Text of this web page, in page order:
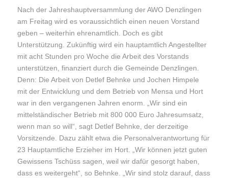
Nach der Jahreshauptversammlung der AWO Denzlingen
am Freitag wird es voraussichtlich einen neuen Vorstand
geben – weiterhin ehrenamtlich. Doch es gibt
Unterstützung. Zukünftig wird ein hauptamtlich Angestellter
mit acht Stunden pro Woche die Arbeit des Vorstands
unterstützen, finanziert durch die Gemeinde Denzlingen.
Denn: Die Arbeit von Detlef Behnke und Jochen Himpele
mit der Entwicklung und dem Betrieb von Mensa und Hort
war in den vergangenen Jahren enorm. „Wir sind ein
mittelständischer Betrieb mit 800 000 Euro Jahresumsatz,
wenn man so will“, sagt Detlef Behnke, der derzeitige
Vorsitzende. Dazu zählt etwa die Personalverantwortung für
23 Hauptamtliche Erzieher im Hort. „Wir können jetzt guten
Gewissens Tschüss sagen, weil wir dafür gesorgt haben,
dass es weitergeht“, so Behnke. „Wir sind stolz darauf, dass